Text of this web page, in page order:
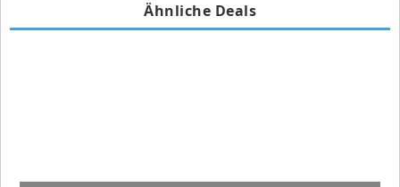
Ähnliche Deals